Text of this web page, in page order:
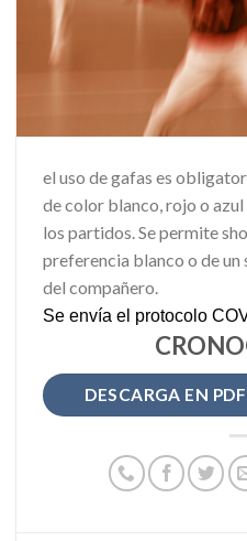
el uso de gafas es
de color blanco, rojo o
los partidos. Se permite
preferencia blanco o de un
del compañero.
Se envía el protocolo
DESCARGA EN